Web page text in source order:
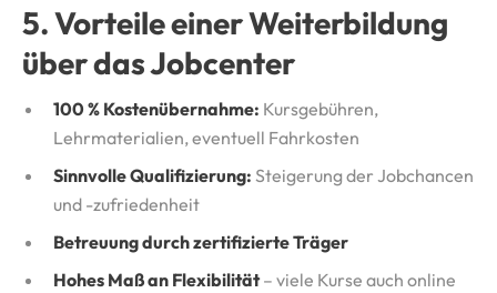
5. Vorteile einer Weiterbildung
über das Jobcenter
100 % Kostenübernahme: Kursgebühren,
Lehrmaterialien, eventuell Fahrkosten
Sinnvolle Qualifizierung: Steigerung der Jobchancen
und -zufriedenheit
Betreuung durch zertifizierte Träger
Hohes Maß an Flexibilität– viele Kurse auch online